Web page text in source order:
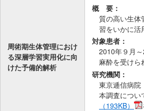
周術期生体管理におけ
る深層学習実用化に向
けた予備的解析
概 要：
質の高い生体
習をいかに活
対象患者：
2010年９月
麻酔を受けら
研究機関：
東京逓信病
本調査につい
（193KB）